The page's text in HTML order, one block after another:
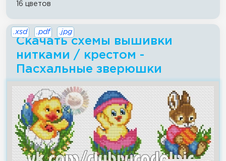
16 цветов
Скачать схемы вышивки
нитками / крестом -
Пасхальные зверюшки
.xsd .pdf .jpg